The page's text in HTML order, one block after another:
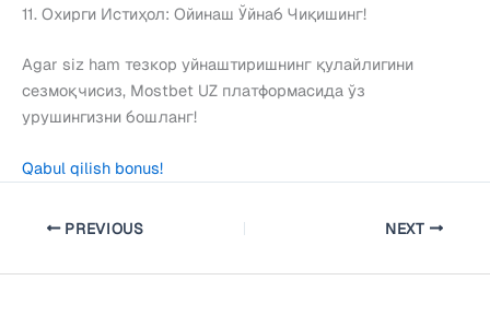
11. Охирги Истиҳол: Ойинаш Ўйнаб Чиқишинг!
Agar siz ham тезкор уйнаштиришнинг қулайлигини
сезмоқчисиз, Mostbet UZ платформасида ўз
урушингизни бошланг!
Qabul qilish bonus!
PREVIOUS NEXT